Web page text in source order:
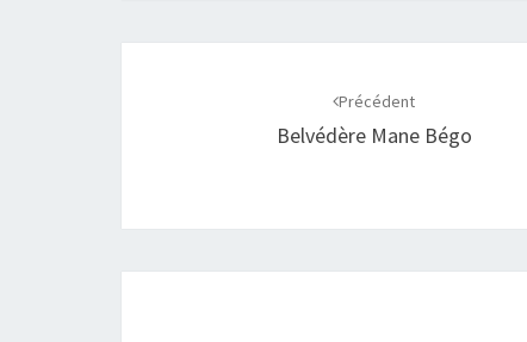
Précédent
Belvédère Mane Bégo